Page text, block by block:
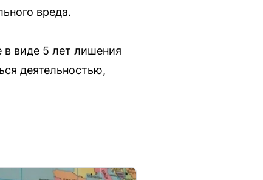
вреда.
в виде 5 лет лишения
деятельностью,